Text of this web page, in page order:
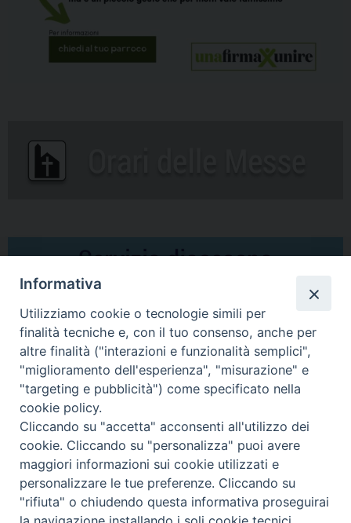
Comunicati Stampa
Il cordoglio dei Vescovi di Puglia per la morte di S.E.R. Mons. Agostino
Superbo
Nasce la Consulta Diocesana delle Aggregazioni Laicali di Castellaneta
Archivio comunicati stampa
Informativa
Utilizziamo cookie o tecnologie simili per
finalità tecniche e, con il tuo consenso, anche per
altre finalità ("interazioni e funzionalità semplici",
"miglioramento dell'esperienza", "misurazione" e
"targeting e pubblicità") come specificato nella
cookie policy.
Cliccando su "accetta" acconsenti all'utilizzo dei
cookie. Cliccando su "personalizza" puoi avere
maggiori informazioni sui cookie utilizzati e
personalizzare le tue preferenze. Cliccando su
"rifiuta" o chiudendo questa informativa proseguirai